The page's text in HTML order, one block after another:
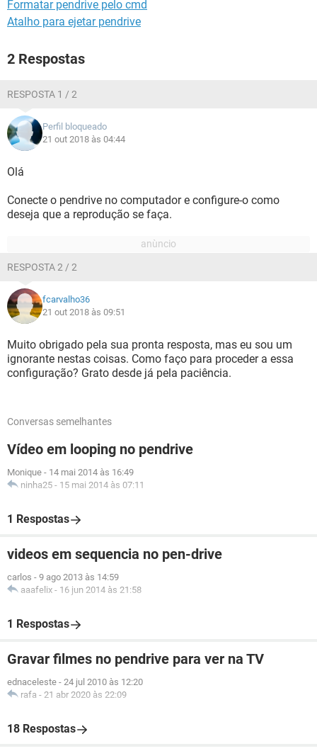
Formatar pendrive pelo cmd
Atalho para ejetar pendrive
2 Respostas
RESPOSTA 1 / 2
Perfil bloqueado
21 out 2018 às 04:44
Olá
Conecte o pendrive no computador e configure-o como
deseja que a reprodução se faça.
RESPOSTA 2 / 2
fcarvalho36
21 out 2018 às 09:51
Muito obrigado pela sua pronta resposta, mas eu sou um
ignorante nestas coisas. Como faço para proceder a essa
configuração? Grato desde já pela paciência.
Conversas semelhantes
Vídeo em looping no pendrive
Monique - 14 mai 2014 às 16:49
ninha25 - 15 mai 2014 às 07:11
1 Respostas
videos em sequencia no pen-drive
carlos - 9 ago 2013 às 14:59
aaafelix - 16 jun 2014 às 21:58
1 Respostas
Gravar filmes no pendrive para ver na TV
ednaceleste - 24 jul 2010 às 12:20
rafa - 21 abr 2020 às 22:09
18 Respostas